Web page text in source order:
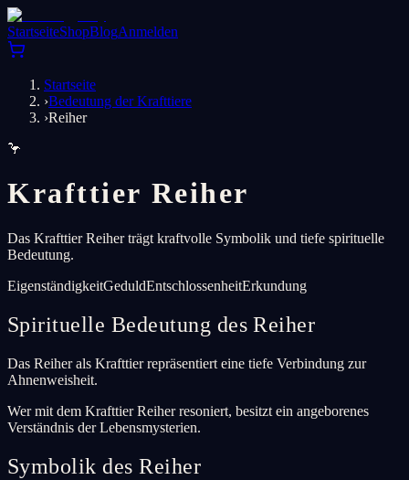
StartseiteShopBlogAnmelden
Startseite
›Bedeutung der Krafttiere
›Reiher
🦩
Krafttier Reiher
Das Krafttier Reiher trägt kraftvolle Symbolik und tiefe spirituelle
Bedeutung.
EigenständigkeitGeduldEntschlossenheitErkundung
Spirituelle Bedeutung des Reiher
Das Reiher als Krafttier repräsentiert eine tiefe Verbindung zur
Ahnenweisheit.
Wer mit dem Krafttier Reiher resoniert, besitzt ein angeborenes
Verständnis der Lebensmysterien.
Symbolik des Reiher